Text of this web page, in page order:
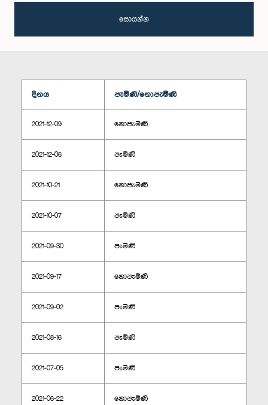
සොයන්න
දිනය පැමිණි/නොපැමිණි
2021-12-09 නොපැමිණි
2021-12-06 පැමිණි
2021-10-21 නොපැමිණි
2021-10-07 පැමිණි
2021-09-30 පැමිණි
2021-09-17 නොපැමිණි
2021-09-02 පැමිණි
2021-08-16 පැමිණි
2021-07-05 පැමිණි
2021-06-22 නොපැමිණි